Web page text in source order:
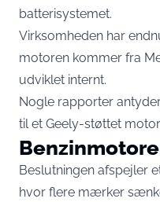
batterisystemet.
Virksomheden har
motoren kommer fra
udviklet internt.
Nogle rapporter
til et Geely-støttet
Beslutningen afspejler
hvor flere mærker